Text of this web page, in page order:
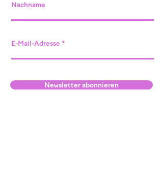
Nachname
E-Mail-Adresse
Newsletter abonnieren